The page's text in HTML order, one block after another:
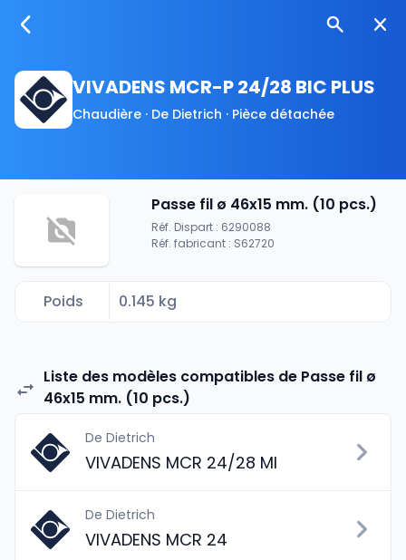
VIVADENS MCR-P 24/28 BIC PLUS
Chaudière · De Dietrich · Pièce détachée
Passe fil ø 46x15 mm. (10 pcs.)
Réf. Dispart : 6290088
Réf. fabricant : S62720
Poids 0.145 kg
Liste des modèles compatibles de Passe fil ø
46x15 mm. (10 pcs.)
De Dietrich
VIVADENS MCR 24/28 MI
De Dietrich
VIVADENS MCR 24